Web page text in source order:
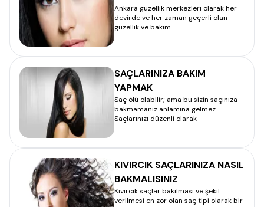
Ankara güzellik merkezleri olarak her
devirde ve her zaman geçerli olan
güzellik ve bakım
SAÇLARINIZA BAKIM
YAPMAK
Saç ölü olabilir; ama bu sizin saçınıza
bakmamanız anlamına gelmez.
Saçlarınızı düzenli olarak
KIVIRCIK SAÇLARINIZA NASIL
BAKMALISINIZ
Kıvırcık saçlar bakılması ve şekil
verilmesi en zor olan saç tipi olarak bir